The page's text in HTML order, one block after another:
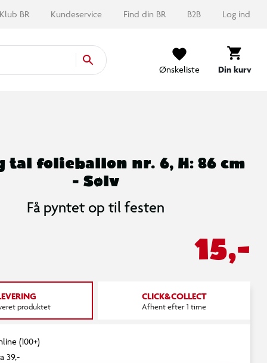
Klub BR Kundeservice Find din BR B2B Log ind
Ønskeliste Din kurv
tal folieballon nr. 6, H: 86 cm
- Sølv
Få pyntet op til festen
15,-
produktet
CLICK&COLLECT
Afhent efter 1 time
(100+)
39,-